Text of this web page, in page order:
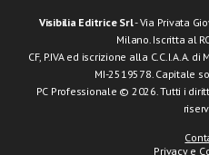
Visibilia Editrice Srl- Via Privata
Milano. Iscritta al
CF, P.IVA ed iscrizione alla C.C.I.A.A.
MI-2519578. Capitale
PC Professionale © 2026. Tutti i
Privacy e